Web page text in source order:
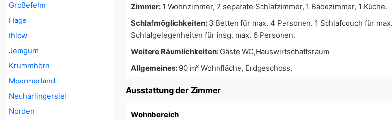
Großefehn
Hage
Ihlow
Jemgum
Krummhörn
Moormerland
Neuharlingersiel
Norden
Zimmer: 1 Wohnzimmer, 2 separate Schlafzimmer, 1 Badezimmer, 1 Küche.
Schlafmöglichkeiten: 3 Betten für max. 4 Personen. 1 Schlafcouch für
Schlafgelegenheiten für insg. max. 6 Personen.
Weitere Räumlichkeiten: Gäste WC,Hauswirtschaftsraum
Allgemeines: 90 m² Wohnfläche, Erdgeschoss.
Ausstattung der Zimmer
Wohnbereich